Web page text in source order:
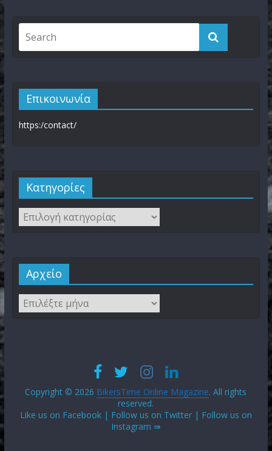
Επικοινωνία
https:/contact/
Kατηγορίες
Αρχείο
Copyright © 2026 BikersTime Online Magazine. All rights
reserved.
Like us on Facebook | Follow us on Twitter | Follow us on
Instagram ⇛